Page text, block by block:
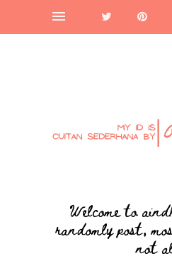
Welcome to
randomly post,
not